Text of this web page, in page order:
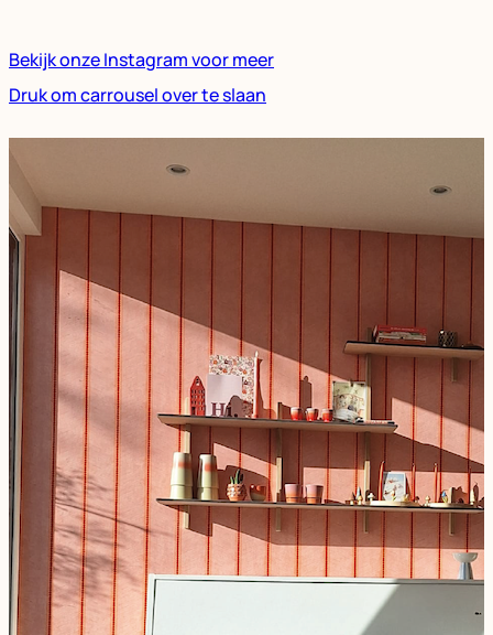
Bekijk onze Instagram voor meer
Druk om carrousel over te slaan